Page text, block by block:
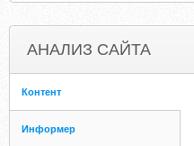
АНАЛИЗ САЙТА
Контент
Информер